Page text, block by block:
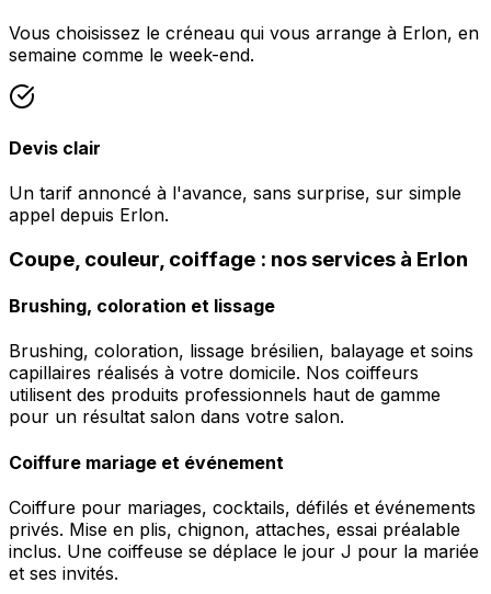
Vous choisissez le créneau qui vous arrange à Erlon, en
semaine comme le week-end.
Devis clair
Un tarif annoncé à l'avance, sans surprise, sur simple
appel depuis Erlon.
Coupe, couleur, coiffage : nos services à Erlon
Brushing, coloration et lissage
Brushing, coloration, lissage brésilien, balayage et soins
capillaires réalisés à votre domicile. Nos coiffeurs
utilisent des produits professionnels haut de gamme
pour un résultat salon dans votre salon.
Coiffure mariage et événement
Coiffure pour mariages, cocktails, défilés et événements
privés. Mise en plis, chignon, attaches, essai préalable
inclus. Une coiffeuse se déplace le jour J pour la mariée
et ses invités.